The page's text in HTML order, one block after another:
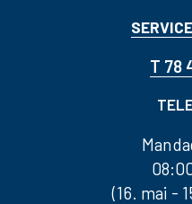
T 78
(16. mai -